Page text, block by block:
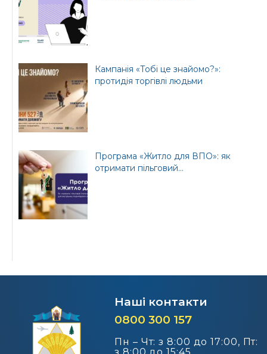
Кампанія «Тобі це знайомо?»:
протидія торгівлі людьми
Програма «Житло для ВПО»: як
отримати пільговий...
Наші контакти
0800 300 157
Пн – Чт: з 8:00 до 17:00, Пт: